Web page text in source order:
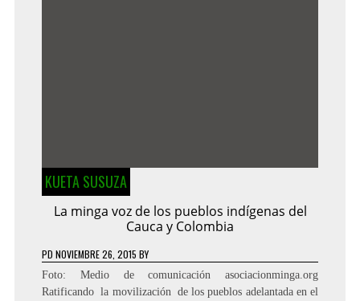
KUETA SUSUZA
La minga voz de los pueblos indígenas del
Cauca y Colombia
PD NOVIEMBRE 26, 2015 BY
Foto: Medio de comunicación asociacionminga.org
Ratificando la movilización de los pueblos adelantada en el